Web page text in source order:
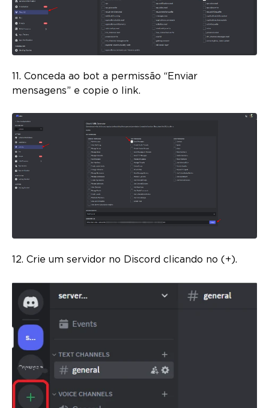
11. Conceda ao bot a permissão “Enviar
mensagens” e copie o link.
12. Crie um servidor no Discord clicando no (+).